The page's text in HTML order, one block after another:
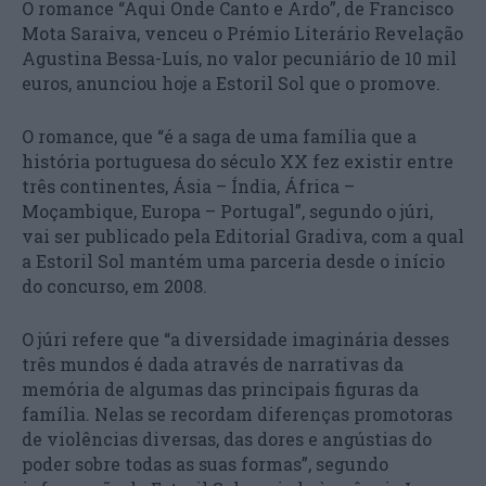
O romance “Aqui Onde Canto e Ardo”, de Francisco
Mota Saraiva, venceu o Prémio Literário Revelação
Agustina Bessa-Luís, no valor pecuniário de 10 mil
euros, anunciou hoje a Estoril Sol que o promove.
O romance, que “é a saga de uma família que a
história portuguesa do século XX fez existir entre
três continentes, Ásia – Índia, África –
Moçambique, Europa – Portugal”, segundo o júri,
vai ser publicado pela Editorial Gradiva, com a qual
a Estoril Sol mantém uma parceria desde o início
do concurso, em 2008.
O júri refere que “a diversidade imaginária desses
três mundos é dada através de narrativas da
memória de algumas das principais figuras da
família. Nelas se recordam diferenças promotoras
de violências diversas, das dores e angústias do
poder sobre todas as suas formas”, segundo